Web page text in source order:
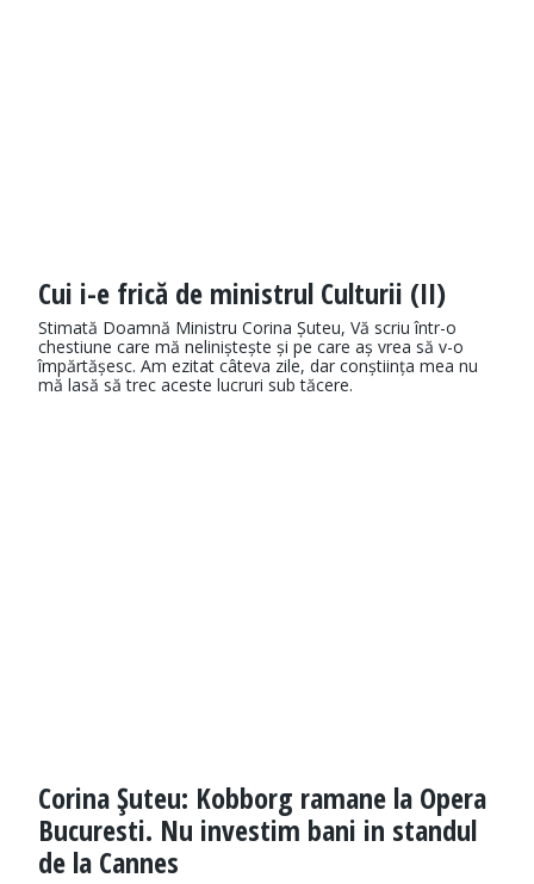
Cui i-e frică de ministrul Culturii (II)
Stimată Doamnă Ministru Corina Șuteu, Vă scriu într-o
chestiune care mă neliniștește și pe care aș vrea să v-o
împărtășesc. Am ezitat câteva zile, dar conștiința mea nu
mă lasă să trec aceste lucruri sub tăcere.
Corina Şuteu: Kobborg ramane la Opera
Bucuresti. Nu investim bani in standul
de la Cannes